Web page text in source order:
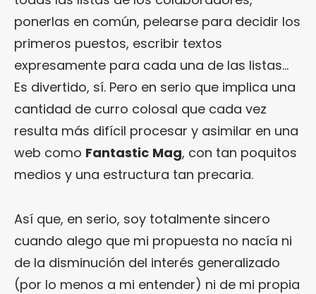
ponerlas en común, pelearse para decidir los
primeros puestos, escribir textos
expresamente para cada una de las listas…
Es divertido, sí. Pero en serio que implica una
cantidad de curro colosal que cada vez
resulta más difícil procesar y asimilar en una
web como Fantastic Mag, con tan poquitos
medios y una estructura tan precaria.
Así que, en serio, soy totalmente sincero
cuando alego que mi propuesta no nacía ni
de la disminución del interés generalizado
(por lo menos a mi entender) ni de mi propia